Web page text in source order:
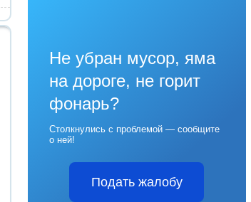
Не убран мусор, яма
на дороге, не горит
фонарь?
Столкнулись с проблемой — сообщите
о ней!
Подать жалобу